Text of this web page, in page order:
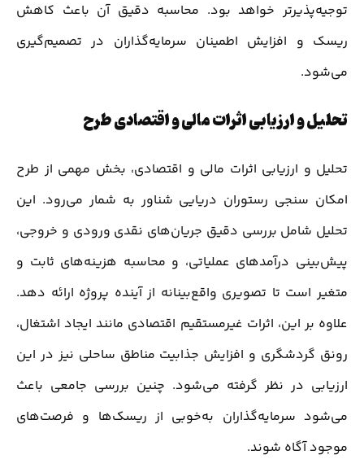
توجیه‌پذیرتر خواهد بود. محاسبه دقیق آن باعث کاهش
ریسک و افزایش اطمینان سرمایه‌گذاران در تصمیم‌گیری
می‌شود.
تحلیل و ارزیابی اثرات مالی و اقتصادی طرح
تحلیل و ارزیابی اثرات مالی و اقتصادی، بخش مهمی از طرح
امکان سنجی رستوران دریایی شناور به شمار می‌رود. این
تحلیل شامل بررسی دقیق جریان‌های نقدی ورودی و خروجی،
پیش‌بینی درآمدهای عملیاتی، و محاسبه هزینه‌های ثابت و
متغیر است تا تصویری واقع‌بینانه از آینده پروژه ارائه دهد.
علاوه بر این، اثرات غیرمستقیم اقتصادی مانند ایجاد اشتغال،
رونق گردشگری و افزایش جذابیت مناطق ساحلی نیز در این
ارزیابی در نظر گرفته می‌شود. چنین بررسی جامعی باعث
می‌شود سرمایه‌گذاران به‌خوبی از ریسک‌ها و فرصت‌های
موجود آگاه شوند.